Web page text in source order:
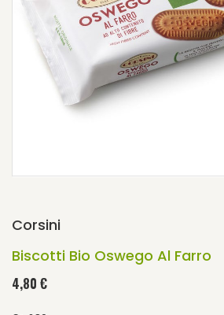
Corsini
Biscotti Bio Oswego Al Farro
4,80 €